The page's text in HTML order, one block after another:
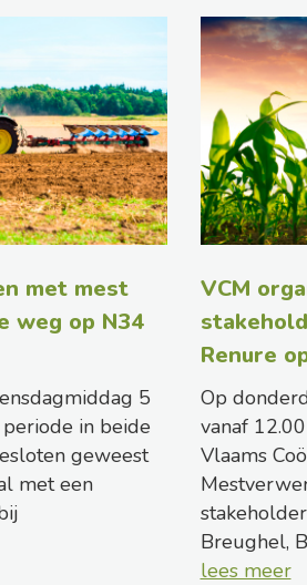
met mest
weg op N34
5
in beide
geweest
met een
VCM
Renure
Op
vanaf
Vlaams
Breughel,
lees meer